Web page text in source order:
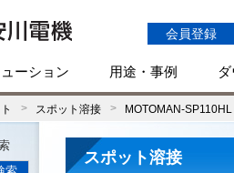
会員登録
ーション 用途・事例
スポット溶接 MOTOMAN-SP110HL
スポット溶接